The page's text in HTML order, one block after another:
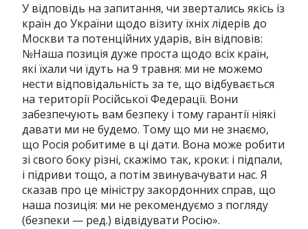
У відповідь на запитання, чи звертались якісь із
країн до України щодо візиту їхніх лідерів до
Москви та потенційних ударів, він відповів:
№Наша позиція дуже проста щодо всіх країн,
які їхали чи їдуть на 9 травня: ми не можемо
нести відповідальність за те, що відбувається
на території Російської Федерації. Вони
забезпечують вам безпеку і тому гарантії ніякі
давати ми не будемо. Тому що ми не знаємо,
що Росія робитиме в ці дати. Вона може робити
зі свого боку різні, скажімо так, кроки: і підпали,
і підриви тощо, а потім звинувачувати нас. Я
сказав про це міністру закордонних справ, що
наша позиція: ми не рекомендуємо з погляду
(безпеки — ред.) відвідувати Росію».